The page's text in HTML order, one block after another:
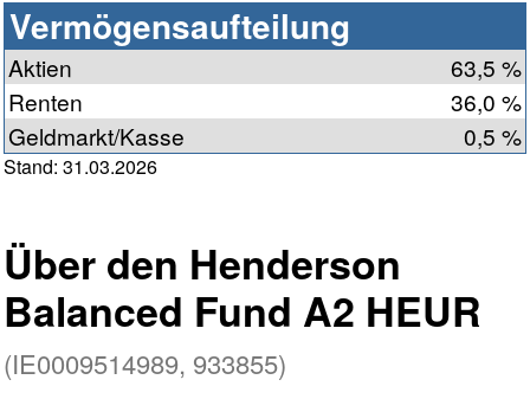
Vermögensaufteilung
Aktien
63,5 %
Renten
36,0 %
Geldmarkt/Kasse
0,5 %
Stand: 31.03.2026
Über den Henderson
Balanced Fund A2 HEUR
(IE0009514989, 933855)